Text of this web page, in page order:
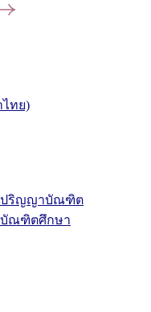
ทย)
ปริญญาบัณฑิต
บัณฑิตศึกษา